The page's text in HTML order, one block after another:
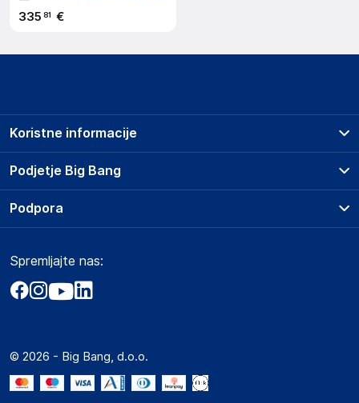
335 81 €
Podjetje Big Bang
O podjetju
Obvestila za javnost
Akt o digitalnih storitvah
Marketplace za partnerje
Novosti
Koristne informacije
Prodajna mesta
Storitve
Dostava, vnos in odvoz
Zavarovanje izdelkov
Podpora
Marketplace
Kako oddati naročilo?
Spremljajte nas:
© 2026 - Big Bang, d.o.o.